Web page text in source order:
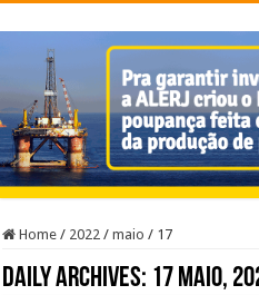
Home / 2022 / maio / 17
Daily Archives: 17 maio,